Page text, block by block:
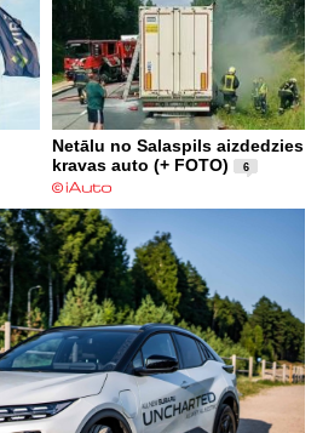
Netālu no Salaspils aizdedzies
kravas auto (+ FOTO)
6